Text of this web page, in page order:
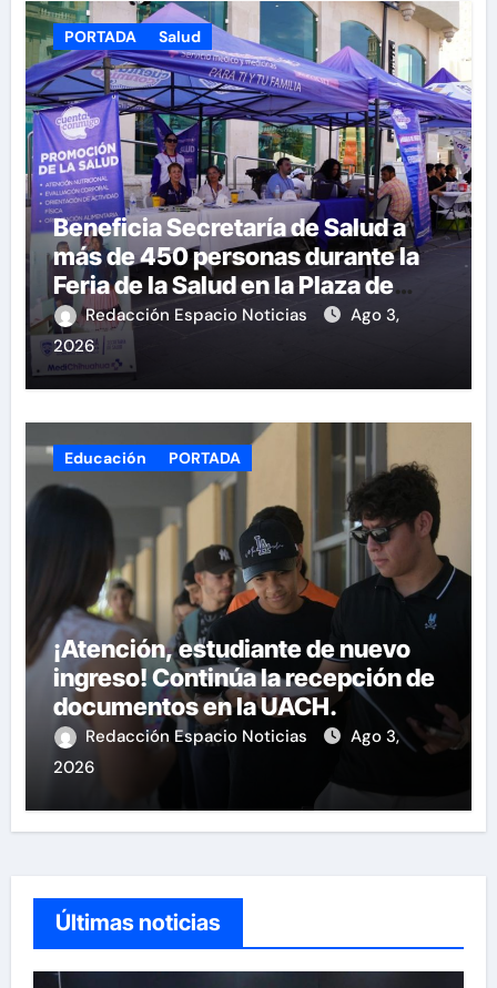
PORTADA Salud
Beneficia Secretaría de Salud a
más de 450 personas durante la
Feria de la Salud en la Plaza de
Armas
Redacción Espacio Noticias
Ago 3,
2026
Educación PORTADA
¡Atención, estudiante de nuevo
ingreso! Continúa la recepción de
documentos en la UACH.
Redacción Espacio Noticias
Ago 3,
2026
Últimas noticias